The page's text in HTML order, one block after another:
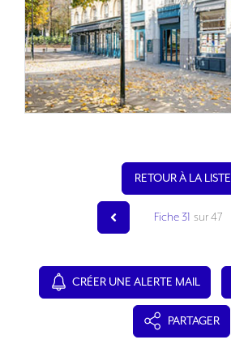
RETOUR À LA LISTE
Fiche 31 sur 47
CRÉER UNE ALERTE MAIL
PARTAGER